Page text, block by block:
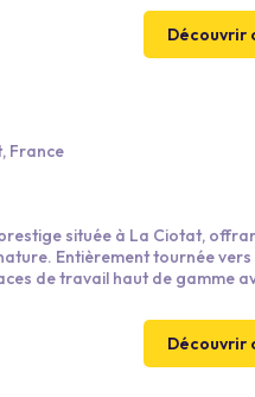
américain de Colleville-
de la ville médiévale de
Découvrir
France
située à La Ciotat,
Entièrement tournée vers
de travail haut de gamme
alliant travail, inspiration et
Découvrir